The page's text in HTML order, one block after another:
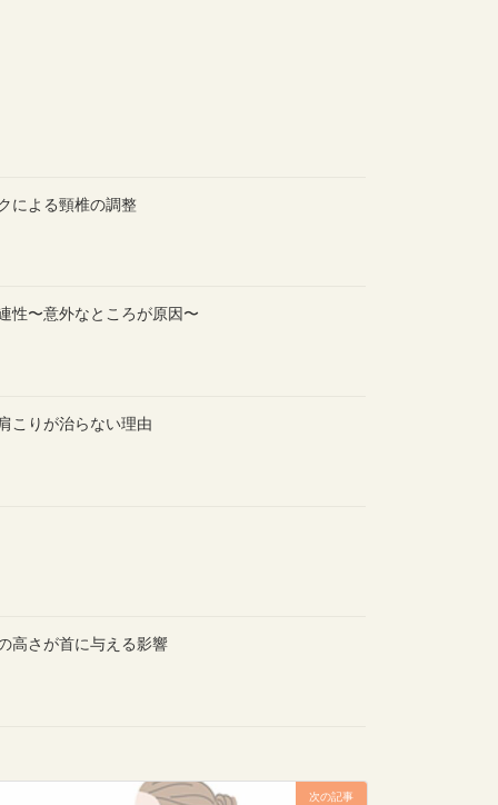
による頸椎の調整
性〜意外なところが原因〜
こりが治らない理由
高さが首に与える影響
次の記事